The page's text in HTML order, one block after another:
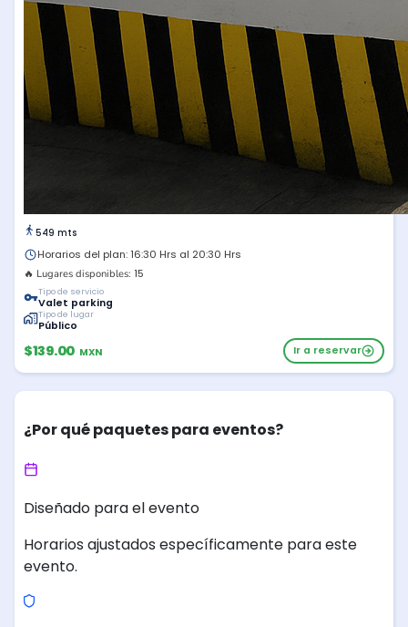
549 mts
Horarios del plan: 16:30 Hrs al 20:30 Hrs
🔥 Lugares disponibles: 15
Tipo de servicio
Valet parking
Tipo de lugar
Público
$139.00 MXN Ir a reservar
¿Por qué paquetes para eventos?
Diseñado para el evento
Horarios ajustados específicamente para este
evento.